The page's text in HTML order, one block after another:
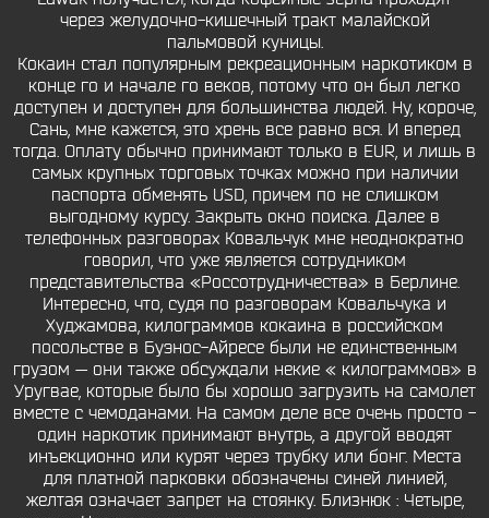
через желудочно-кишечный тракт малайской
пальмовой куницы.
Кокаин стал популярным рекреационным наркотиком в
конце го и начале го веков, потому что он был легко
доступен и доступен для большинства людей. Ну, короче,
Сань, мне кажется, это хрень все равно вся. И вперед
тогда. Оплату обычно принимают только в EUR, и лишь в
самых крупных торговых точках можно при наличии
паспорта обменять USD, причем по не слишком
выгодному курсу. Закрыть окно поиска. Далее в
телефонных разговорах Ковальчук мне неоднократно
говорил, что уже является сотрудником
представительства «Россотрудничества» в Берлине.
Интересно, что, судя по разговорам Ковальчука и
Худжамова, килограммов кокаина в российском
посольстве в Буэнос-Айресе были не единственным
грузом — они также обсуждали некие « килограммов» в
Уругвае, которые было бы хорошо загрузить на самолет
вместе с чемоданами. На самом деле все очень просто -
один наркотик принимают внутрь, а другой вводят
инъекционно или курят через трубку или бонг. Места
для платной парковки обозначены синей линией,
желтая означает запрет на стоянку. Близнюк : Четыре,